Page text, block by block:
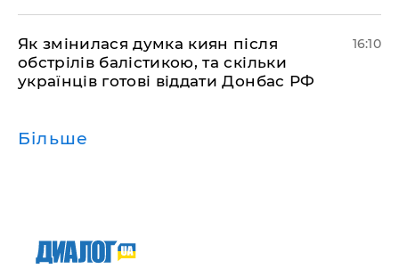
Як змінилася думка киян після
обстрілів балістикою, та скільки
українців готові віддати Донбас РФ
16:10
Більше